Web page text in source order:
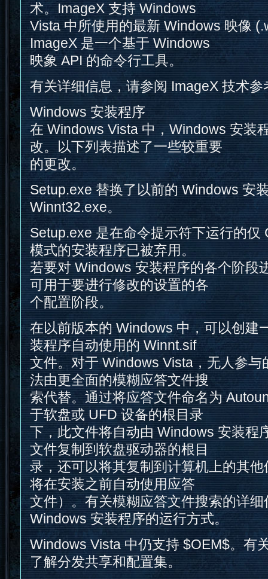
术。ImageX 支持 Windows
Vista 中所使用的最新 Windows 映像
ImageX 是一个基于 Windows
映象 API 的命令行工具。
有关详细信息，请参阅 ImageX 技术参
Windows 安装程序
在 Windows Vista 中，Windows 安装
改。以下列表描述了一些较重要
的更改。
Setup.exe 替换了以前的 Windows 安
Winnt32.exe。
Setup.exe 是在命令提示符下运行的仅
模式的安装程序已被弃用。
若要对 Windows 安装程序的各个阶段
可用于要进行修改的设置的各
个配置阶段。
在以前版本的 Windows 中，可以创建
装程序自动使用的 Winnt.sif
文件。对于 Windows Vista，无人参与
法由更全面的模糊应答文件搜
索代替。通过将应答文件命名为
于软盘或 UFD 设备的根目录
下，此文件将自动由 Windows 安装程
文件复制到软盘驱动器的根目
录，还可以将其复制到计算机上的其
将在安装之前自动使用应答
文件）。有关模糊应答文件搜索的详
Windows 安装程序的运行方式。
Windows Vista 中仍支持 $OEM$。有
了解分发共享和配置集。